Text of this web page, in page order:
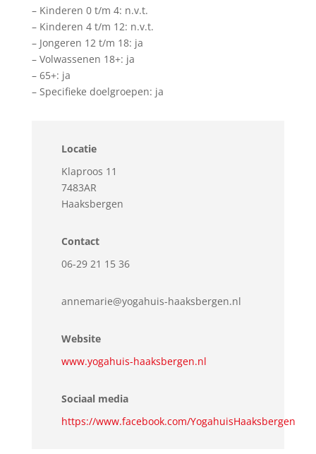
– Kinderen 0 t/m 4: n.v.t.
– Kinderen 4 t/m 12: n.v.t.
– Jongeren 12 t/m 18: ja
– Volwassenen 18+: ja
– 65+: ja
– Specifieke doelgroepen: ja
Locatie
Klaproos 11
7483AR
Haaksbergen
Contact
06-29 21 15 36
annemarie@yogahuis-haaksbergen.nl
Website
www.yogahuis-haaksbergen.nl
Sociaal media
https://www.facebook.com/YogahuisHaaksbergen